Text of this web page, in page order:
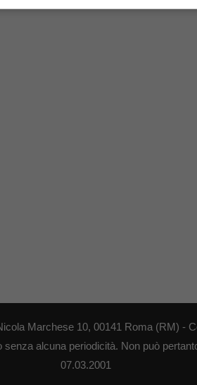
Marchese 10, 00141 Roma (RM) -
alcuna periodicità. Non può
07.03.2001